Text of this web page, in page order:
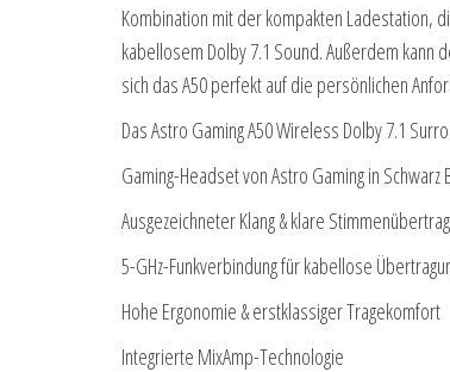
Kombination mit der kompakten Ladestation,
kabellosem Dolby 7.1 Sound. Außerdem
sich das A50 perfekt auf die persönlichen
Das Astro Gaming A50 Wireless Dolby 7.1
Gaming-Headset von Astro Gaming in Schwarz
Ausgezeichneter Klang & klare
5-GHz-Funkverbindung für kabellose
Hohe Ergonomie & erstklassiger Tragekomfort
Integrierte MixAmp-Technologie